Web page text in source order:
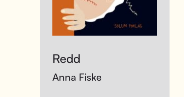
Redd
Anna Fiske